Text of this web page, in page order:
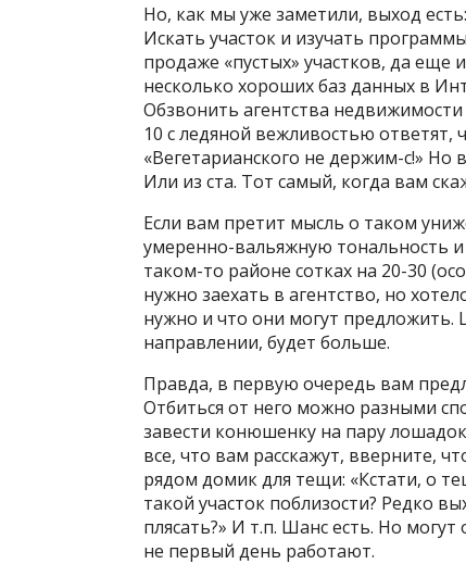
Но, как мы уже заметили, выход
Искать участок и изучать
продаже «пустых» участков, да еще
несколько хороших баз данных в
Обзвонить агентства
10 с ледяной вежливостью
«Вегетарианского не держим-с!» Но
Или из ста. Тот самый, когда вам
Если вам претит мысль о таком
умеренно-вальяжную тональность
таком-то районе сотках на 20-30
нужно заехать в агентство, но
нужно и что они могут
направлении, будет больше.
Правда, в первую очередь вам
Отбиться от него можно разными
завести конюшенку на пару
все, что вам расскажут, вверните,
рядом домик для тещи: «Кстати, о
такой участок поблизости? Редко
плясать?» И т.п. Шанс есть. Но
не первый день работают.